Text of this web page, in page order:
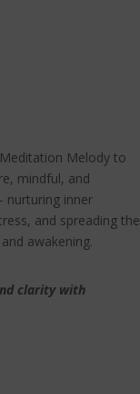
Melody to
mindful, and
nurturing inner
and spreading the
awakening.
clarity with